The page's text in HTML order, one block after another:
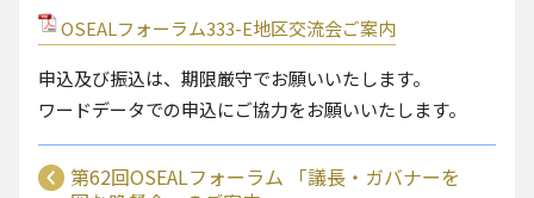
OSEALフォーラム333-E地区交流会ご案内
申込及び振込は、期限厳守でお願いいたします。
ワードデータでの申込にご協力をお願いいたします。
第62回OSEALフォーラム 「議長・ガバナーを